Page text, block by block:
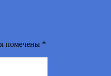
помечены *